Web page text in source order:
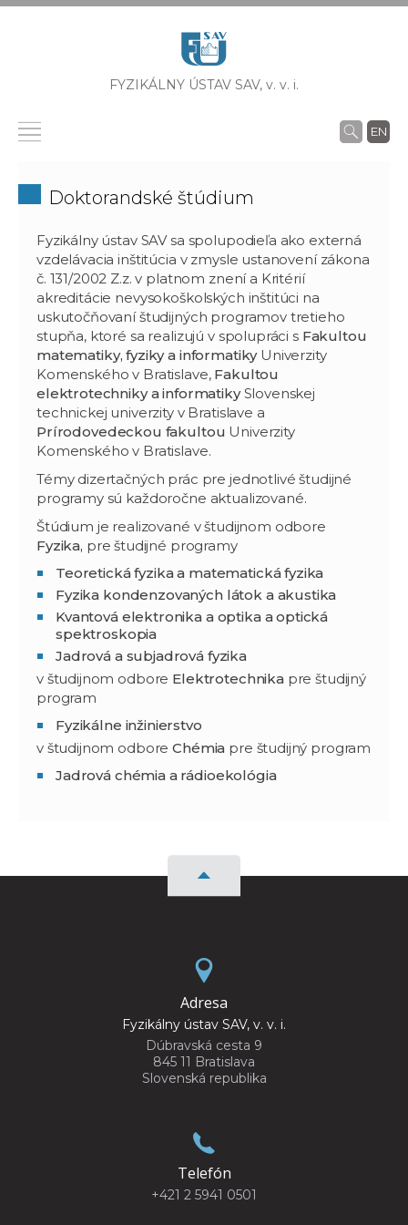
FYZIKÁLNY ÚSTAV SAV, v. v. i.
EN
Doktorandské štúdium
Fyzikálny ústav SAV sa spolupodieľa ako externá
vzdelávacia inštitúcia v zmysle ustanovení zákona
č. 131/2002 Z.z. v platnom znení a Kritérií
akreditácie nevysokoškolských inštitúci na
uskutočňovaní študijných programov tretieho
stupňa, ktoré sa realizujú v spolupráci s Fakultou
matematiky, fyziky a informatikyUniverzity
Komenského v Bratislave, Fakultou
elektrotechniky a informatikySlovenskej
technickej univerzity v Bratislave a
Prírodovedeckou fakultou Univerzity
Komenského v Bratislave.
Témy dizertačných prác pre jednotlivé študijné
programy sú každoročne aktualizované.
Štúdium je realizované v študijnom odbore
Fyzika, pre študijné programy
Teoretická fyzika a matematická fyzika
Fyzika kondenzovaných látok a akustika
Kvantová elektronika a optika a optická
spektroskopia
Jadrová a subjadrová fyzika
v študijnom odbore Elektrotechnikapre študijný
program
Fyzikálne inžinierstvo
v študijnom odboreChémia pre študijný program
Jadrová chémia a rádioekológia
Adresa
Fyzikálny ústav SAV, v. v. i.
Dúbravská cesta 9
845 11 Bratislava
Slovenská republika
Telefón
+421 2 5941 0501